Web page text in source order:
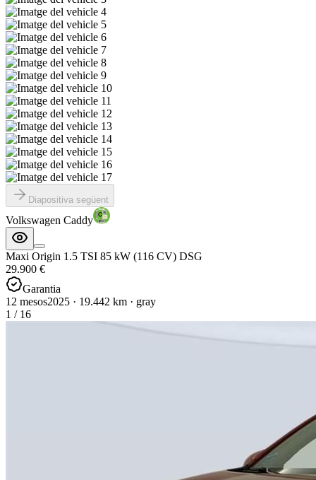
Diapositiva següent
Volkswagen Caddy
Maxi Origin 1.5 TSI 85 kW (116 CV) DSG
29.900 €
Garantia
12 mesos2025 · 19.442 km · gray
1 / 16